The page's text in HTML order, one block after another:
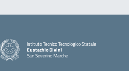
Istituto Tecnico Tecnologico Statale
Eustachio Divini
San Severino Marche